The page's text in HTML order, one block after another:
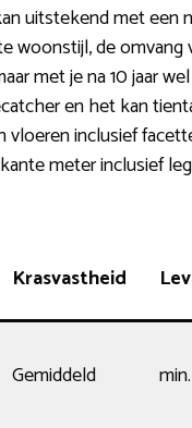
uitstekend met een
woonstijl, de omvang
met je na 10 jaar
en het kan
inclusief
meter inclusief
Krasvastheid
Gemiddeld